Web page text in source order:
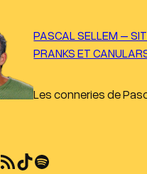
PASCAL SELLEM –
PRANKS ET
Les conneries de
Flux RSS TikTok Spotify